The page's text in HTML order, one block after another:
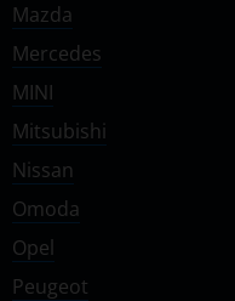
Mazda
Mercedes
MINI
Mitsubishi
Nissan
Omoda
Opel
Peugeot